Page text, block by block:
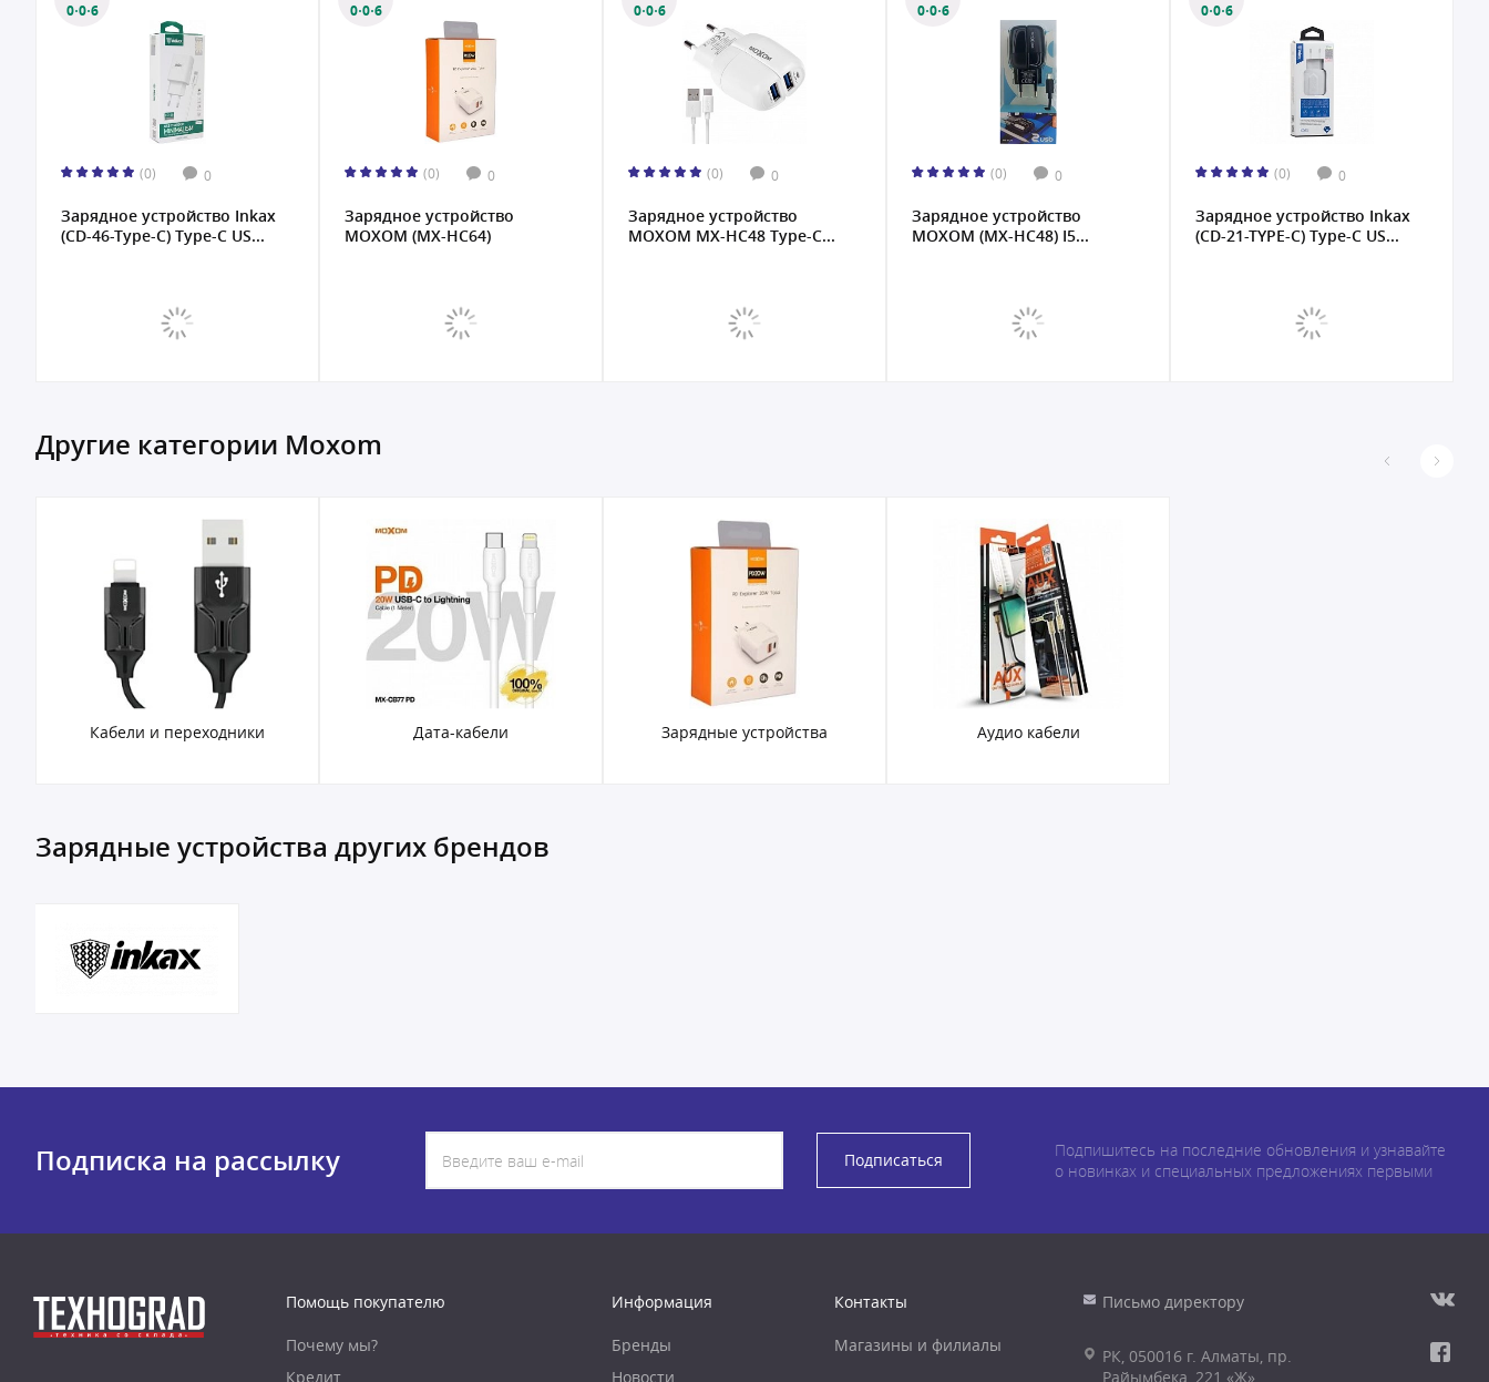
0·0·6
(0) 0
Зарядное устройство Inkax
(CD-46-Type-C) Type-C US...
0·0·6
(0) 0
Зарядное устройство
MOXOM (MX-HC64)
0·0·6
(0) 0
Зарядное устройство
MOXOM MX-HC48 Type-C...
0·0·6
(0) 0
Зарядное устройство
MOXOM (MX-HC48) I5...
0·0·6
(0) 0
Зарядное устройство Inkax
(CD-21-TYPE-C) Type-C US...
Другие категории Moxom
Кабели и переходники Дата-кабели Зарядные устройства Аудио кабели
Зарядные устройства других брендов
Подписка на рассылку Подписаться
Подпишитесь на последние обновления и узнавайте
о новинках и специальных предложениях первыми
Помощь покупателю
Почему мы?
Кредит
Информация
Бренды
Новости
Контакты
Магазины и филиалы
Письмо директору
РК, 050016 г. Алматы, пр.
Райымбека, 221 «Ж»